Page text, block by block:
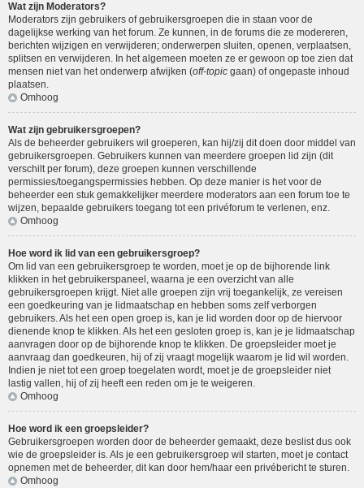
Wat zijn Moderators?
Moderators zijn gebruikers of gebruikersgroepen die in staan voor de
dagelijkse werking van het forum. Ze kunnen, in de forums die ze modereren,
berichten wijzigen en verwijderen; onderwerpen sluiten, openen, verplaatsen,
splitsen en verwijderen. In het algemeen moeten ze er gewoon op toe zien dat
mensen niet van het onderwerp afwijken (off-topic gaan) of ongepaste inhoud
plaatsen.
Omhoog
Wat zijn gebruikersgroepen?
Als de beheerder gebruikers wil groeperen, kan hij/zij dit doen door middel van
gebruikersgroepen. Gebruikers kunnen van meerdere groepen lid zijn (dit
verschilt per forum), deze groepen kunnen verschillende
permissies/toegangspermissies hebben. Op deze manier is het voor de
beheerder een stuk gemakkelijker meerdere moderators aan een forum toe te
wijzen, bepaalde gebruikers toegang tot een privéforum te verlenen, enz.
Omhoog
Hoe word ik lid van een gebruikersgroep?
Om lid van een gebruikersgroep te worden, moet je op de bijhorende link
klikken in het gebruikerspaneel, waarna je een overzicht van alle
gebruikersgroepen krijgt. Niet alle groepen zijn vrij toegankelijk, ze vereisen
een goedkeuring van je lidmaatschap en hebben soms zelf verborgen
gebruikers. Als het een open groep is, kan je lid worden door op de hiervoor
dienende knop te klikken. Als het een gesloten groep is, kan je je lidmaatschap
aanvragen door op de bijhorende knop te klikken. De groepsleider moet je
aanvraag dan goedkeuren, hij of zij vraagt mogelijk waarom je lid wil worden.
Indien je niet tot een groep toegelaten wordt, moet je de groepsleider niet
lastig vallen, hij of zij heeft een reden om je te weigeren.
Omhoog
Hoe word ik een groepsleider?
Gebruikersgroepen worden door de beheerder gemaakt, deze beslist dus ook
wie de groepsleider is. Als je een gebruikersgroep wil starten, moet je contact
opnemen met de beheerder, dit kan door hem/haar een privébericht te sturen.
Omhoog